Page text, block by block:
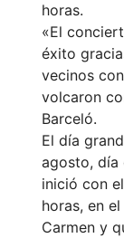
horas.
«El
éxito
vecinos
volcaron
Barceló.
El día
agosto, día
inició con
horas, en
Carmen y